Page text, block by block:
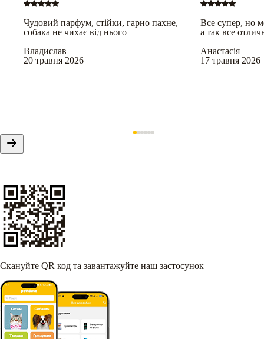
Чудовий парфум, стійки, гарно пахне,
собака не чихає від нього
Владислав
20 травня 2026
Все супер, но
а так все
Анастасія
17 травня 2026
Скануйте QR код та завантажуйте наш застосунок